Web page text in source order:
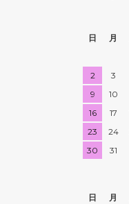
日
月
2
3
9
10
16
17
23
24
30
31
日
月